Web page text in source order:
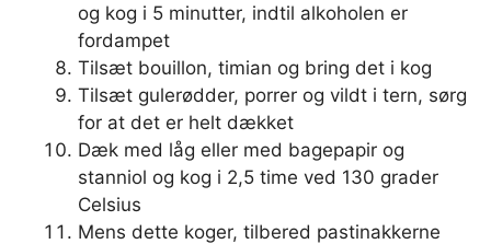
og kog i 5 minutter, indtil alkoholen er
fordampet
Tilsæt bouillon, timian og bring det i kog
Tilsæt gulerødder, porrer og vildt i tern, sørg
for at det er helt dækket
Dæk med låg eller med bagepapir og
stanniol og kog i 2,5 time ved 130 grader
Celsius
Mens dette koger, tilbered pastinakkerne